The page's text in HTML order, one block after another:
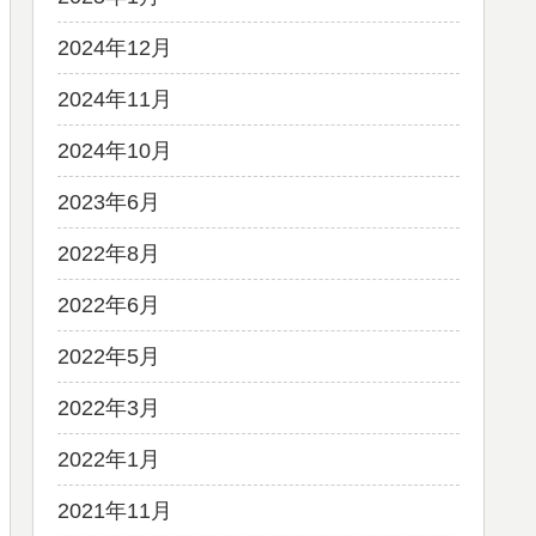
2024年12月
2024年11月
2024年10月
2023年6月
2022年8月
2022年6月
2022年5月
2022年3月
2022年1月
2021年11月